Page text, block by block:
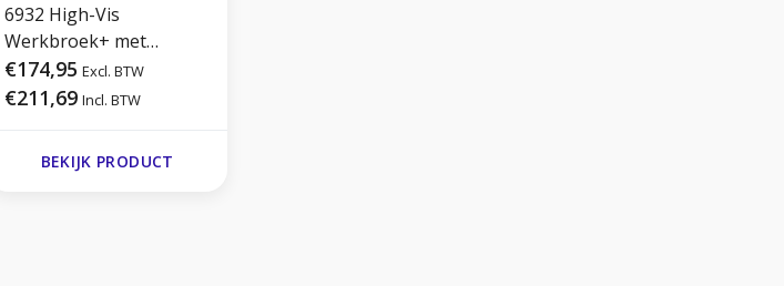
6932 High-Vis
Werkbroek+ met
holsterzakken Klasse 2
€174,95 Excl. BTW
€211,69 Incl. BTW
BEKIJK PRODUCT